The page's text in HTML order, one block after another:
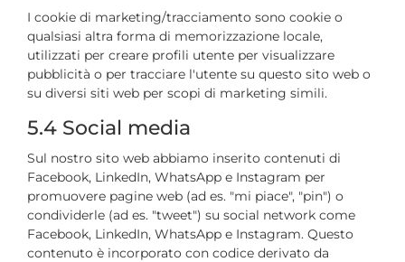
I cookie di marketing/tracciamento sono cookie o
qualsiasi altra forma di memorizzazione locale,
utilizzati per creare profili utente per visualizzare
pubblicità o per tracciare l'utente su questo sito web o
su diversi siti web per scopi di marketing simili.
5.4 Social media
Sul nostro sito web abbiamo inserito contenuti di
Facebook, LinkedIn, WhatsApp e Instagram per
promuovere pagine web (ad es. "mi piace", "pin") o
condividerle (ad es. "tweet") su social network come
Facebook, LinkedIn, WhatsApp e Instagram. Questo
contenuto è incorporato con codice derivato da